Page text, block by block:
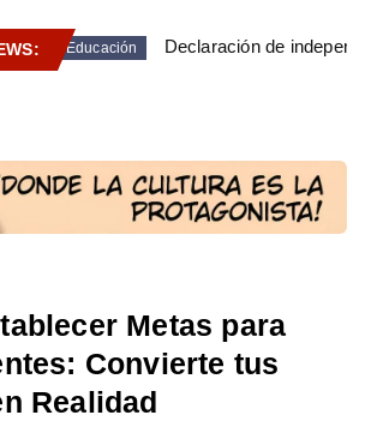
Educación Declaración de
Metas para
Convierte tus
Realidad